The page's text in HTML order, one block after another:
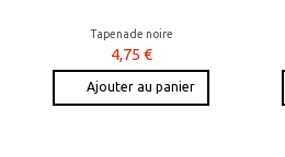
Tapenade noire
4,75 €
Ajouter au panier